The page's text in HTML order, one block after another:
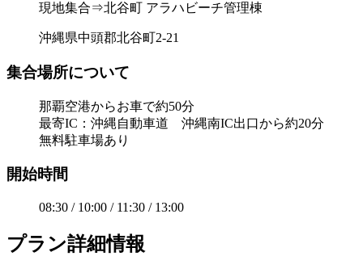
現地集合⇒北谷町 アラハビーチ管理棟
沖縄県中頭郡北谷町2-21
集合場所について
那覇空港からお車で約50分
最寄IC：沖縄自動車道 沖縄南IC出口から約20分
無料駐車場あり
開始時間
08:30 / 10:00 / 11:30 / 13:00
プラン詳細情報